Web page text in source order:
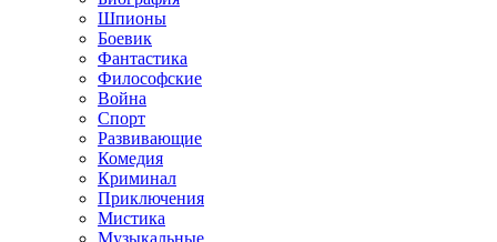
Шпионы
Боевик
Фантастика
Философские
Война
Спорт
Развивающие
Комедия
Криминал
Приключения
Мистика
Музыкальные